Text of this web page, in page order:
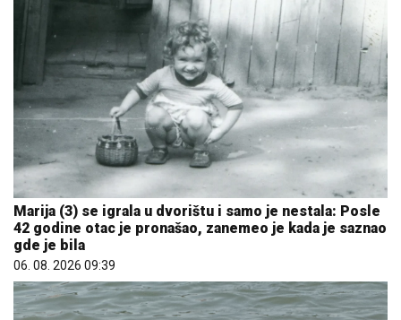
Marija (3) se igrala u dvorištu i samo je nestala: Posle
42 godine otac je pronašao, zanemeo je kada je saznao
gde je bila
06. 08. 2026 09:39